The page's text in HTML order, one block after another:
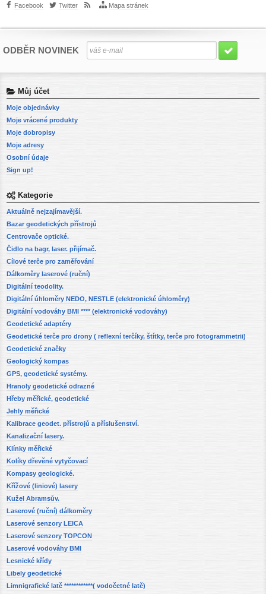
Facebook Twitter Mapa stránek
ODBĚR NOVINEK
Můj účet
Moje objednávky
Moje vrácené produkty
Moje dobropisy
Moje adresy
Osobní údaje
Sign up!
Kategorie
Aktuálně nejzajímavější.
Bazar geodetických přístrojů
Centrovače optické.
Čidlo na bagr, laser. přijímač.
Cílové terče pro zaměřování
Dálkoměry laserové (ruční)
Digitální teodolity.
Digitální úhloměry NEDO, NESTLE (elektronické úhloměry)
Digitální vodováhy BMI **** (elektronické vodováhy)
Geodetické adaptéry
Geodetické terče pro drony ( reflexní terčíky, štítky, terče pro fotogrammetrii)
Geodetické značky
Geologický kompas
GPS, geodetické systémy.
Hranoly geodetické odrazné
Hřeby měřické, geodetické
Jehly měřické
Kalibrace geodet. přístrojů a příslušenství.
Kanalizační lasery.
Klínky měřické
Kolíky dřevěné vytyčovací
Kompasy geologické.
Křížové (liniové) lasery
Kužel Abramsův.
Laserové (ruční) dálkoměry
Laserové senzory LEICA
Laserové senzory TOPCON
Laserové vodováhy BMI
Lesnické křídy
Libely geodetické
Limnigrafické latě ************( vodočetné latě)